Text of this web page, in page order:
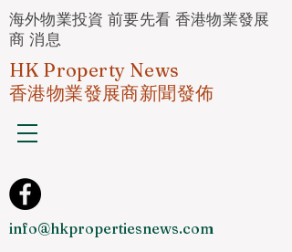
海外物業投資 前要先看 香港物業發展
商 消息
HK Property News
香港物業發展商新聞發佈
info@hkpropertiesnews.com